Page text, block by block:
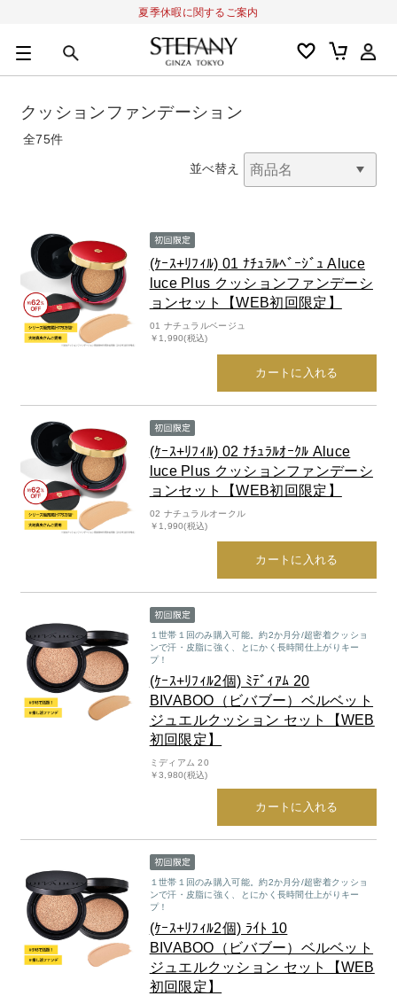
夏季休暇に関するご案内
キーワード
アルーチェルーチェ
カートの合計金額0円
商品カテゴリ
スキンケア
アイテムから探す
美容液
美容ジェル・乳液・クリーム
オールインワン
シート・マスク
シリーズから探す
CNP Laboratory（国内正規品）
CLÉSCIENCE Beauté
美肌フローリズム
belif
PHYSIOGEL
BIVABOO（ビバブー）
メイクアップ
クッションファンデーション
ファンデーション
フェイスパウダー
CCクリーム
UVケア
ポイントメイク
成分別で探す
プラセンタ
乳酸菌
コラーゲン
白神秘境活性水
ビューティーサポート
ヘルスサポート
水
ヘア/ボディケア
ヘアケア
スカルプケア
ボディケア
ボディソープ
入浴剤
シリーズ一覧
STEFANY AGING
（ステファニーエイジング）
ODELIA（オディリア）
BIVABOO（ビバブー）
Placenta 100
CNP Laboratory（国内正規品）
クッションファンデーション
全75件
並べ替え
(ｹｰｽ+ﾘﾌｨﾙ) 01 ﾅﾁｭﾗﾙﾍﾞｰｼﾞｭ Aluce
luce Plus クッションファンデーシ
ョンセット【WEB初回限定】
01 ナチュラルベージュ
￥1,990(税込)
カートに入れる
(ｹｰｽ+ﾘﾌｨﾙ) 02 ﾅﾁｭﾗﾙｵｰｸﾙ Aluce
luce Plus クッションファンデーシ
ョンセット【WEB初回限定】
02 ナチュラルオークル
￥1,990(税込)
カートに入れる
１世帯１回のみ購入可能。約2か月分/超密着クッショ
ンで汗・皮脂に強く、とにかく長時間仕上がりキー
プ！
(ｹｰｽ+ﾘﾌｨﾙ2個) ﾐﾃﾞｨｱﾑ 20
BIVABOO（ビバブー）ベルベット
ジュエルクッション セット【WEB
初回限定】
ミディアム 20
￥3,980(税込)
カートに入れる
１世帯１回のみ購入可能。約2か月分/超密着クッショ
ンで汗・皮脂に強く、とにかく長時間仕上がりキー
プ！
(ｹｰｽ+ﾘﾌｨﾙ2個) ﾗｲﾄ 10
BIVABOO（ビバブー）ベルベット
ジュエルクッション セット【WEB
初回限定】